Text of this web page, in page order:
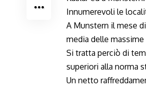
Innumerevoli le
A Munstern il mese
media delle massime
Si tratta perciò di
superiori alla norma
Un netto